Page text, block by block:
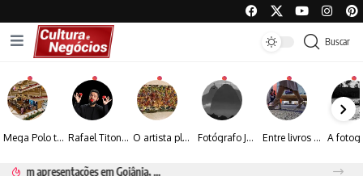
Buscar
Mega Polo transforma lançamento de coleção em plataforma nacional de negócios e projeta crescimento de mais de 15% Rafael Titonelly leva magia e acolhimento a crianças em tratamento oncológico em Juiz de Fora O artista plástico Jorge Luiz transforma sustentabilidade e criatividade em arte contemporânea Fotógrafo José Roberto apresenta um olhar sensível sobre arquitetura, formas e luz na fotografia Entre livros e fotografia autoral, Sebastião Reis consolida uma trajetória marcada pelo olhar artístico